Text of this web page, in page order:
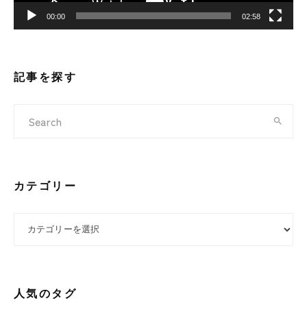
00:00 02:58
記事を探す
カテゴリー
人気のタグ